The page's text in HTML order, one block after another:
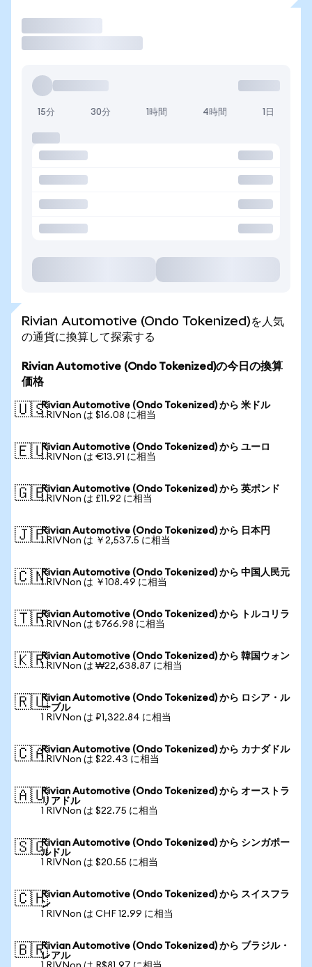
15分 30分 1時間 4時間 1日
Rivian Automotive (Ondo Tokenized)を人気
の通貨に換算して探索する
Rivian Automotive (Ondo Tokenized)の今日の換算
価格
🇺🇸Rivian Automotive (Ondo Tokenized) から 米ドル
1 RIVNon は $16.08 に相当
🇪🇺Rivian Automotive (Ondo Tokenized) から ユーロ
1 RIVNon は €13.91 に相当
🇬🇧Rivian Automotive (Ondo Tokenized) から 英ポンド
1 RIVNon は £11.92 に相当
🇯🇵Rivian Automotive (Ondo Tokenized) から 日本円
1 RIVNon は ￥2,537.5 に相当
🇨🇳Rivian Automotive (Ondo Tokenized) から 中国人民元
1 RIVNon は ￥108.49 に相当
🇹🇷Rivian Automotive (Ondo Tokenized) から トルコリラ
1 RIVNon は ₺766.98 に相当
🇰🇷Rivian Automotive (Ondo Tokenized) から 韓国ウォン
1 RIVNon は ₩22,638.87 に相当
🇷🇺Rivian Automotive (Ondo Tokenized) から ロシア・ル
ーブル
1 RIVNon は ₽1,322.84 に相当
🇨🇦Rivian Automotive (Ondo Tokenized) から カナダドル
1 RIVNon は $22.43 に相当
🇦🇺Rivian Automotive (Ondo Tokenized) から オーストラ
リアドル
1 RIVNon は $22.75 に相当
🇸🇬Rivian Automotive (Ondo Tokenized) から シンガポー
ルドル
1 RIVNon は $20.55 に相当
🇨🇭Rivian Automotive (Ondo Tokenized) から スイスフラ
ン
1 RIVNon は CHF 12.99 に相当
🇧🇷Rivian Automotive (Ondo Tokenized) から ブラジル・
レアル